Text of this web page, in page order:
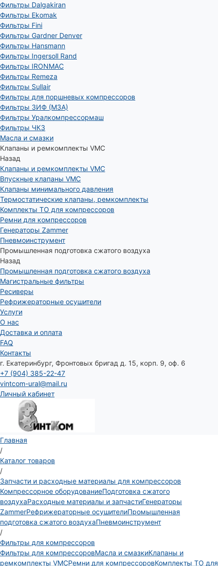
Фильтры Dalgakiran
Фильтры Ekomak
Фильтры Fini
Фильтры Gardner Denver
Фильтры Hansmann
Фильтры Ingersoll Rand
Фильтры IRONMAC
Фильтры Remeza
Фильтры Sullair
Фильтры для поршневых компрессоров
Фильтры ЗИФ (МЗА)
Фильтры Уралкомпрессормаш
Фильтры ЧКЗ
Масла и смазки
Клапаны и ремкомплекты VMC
Назад
Клапаны и ремкомплекты VMC
Впускные клапаны VMC
Клапаны минимального давления
Термостатические клапаны, ремкомплекты
Комплекты ТО для компрессоров
Ремни для компрессоров
Генераторы Zammer
Пневмоинструмент
Промышленная подготовка сжатого воздуха
Назад
Промышленная подготовка сжатого воздуха
Магистральные фильтры
Ресиверы
Рефрижераторные осушители
Услуги
О нас
Доставка и оплата
FAQ
Контакты
г. Екатеринбург, Фронтовых бригад д. 15, корп. 9, оф. 6
+7 (904) 385-22-47
vintcom-ural@mail.ru
Личный кабинет
Главная
/
Каталог товаров
/
Запчасти и расходные материалы для компрессоров
Компрессорное оборудованиеПодготовка сжатого
воздухаРасходные материалы и запчастиГенераторы
ZammerРефрижераторные осушителиПромышленная
подготовка сжатого воздухаПневмоинструмент
/
Фильтры для компрессоров
Фильтры для компрессоровМасла и смазкиКлапаны и
ремкомплекты VMCРемни для компрессоровКомплекты ТО для